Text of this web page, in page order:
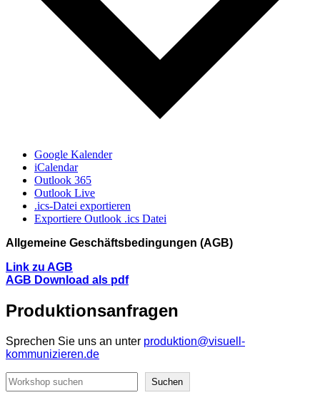
Google Kalender
iCalendar
Outlook 365
Outlook Live
.ics-Datei exportieren
Exportiere Outlook .ics Datei
Allgemeine Geschäftsbedingungen (AGB)
Link zu AGB
AGB Download als pdf
Produktionsanfragen
Sprechen Sie uns an unter produktion@visuell-
kommunizieren.de
Suchen
Suchen